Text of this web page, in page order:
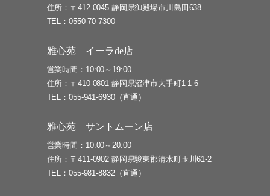
住所
〒412-0045 静岡県御殿場市川島田638
TEL
0550-70-7300
雅心苑 イーラde店
営業時間
10:00～19:00
住所
〒410-0801 静岡県沼津市大手町1-1-6
TEL
055-941-6930（直通）
雅心苑 サントムーン店
営業時間
10:00～20:00
住所
〒411-0902 静岡県駿東郡清水町玉川61-2
TEL
055-981-8832（直通）